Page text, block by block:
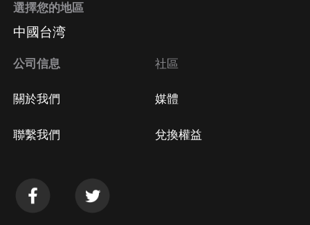
選擇您的地區
中國台湾
公司信息
關於我們
聯繫我們
社區
媒體
兌換權益